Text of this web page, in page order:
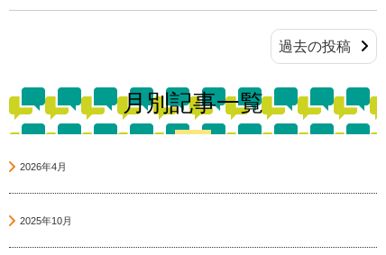
ナ
ビ
ゲ
ー
シ
ョ
ン
過去の投稿
月別記事一覧
2026年4月
2025年10月